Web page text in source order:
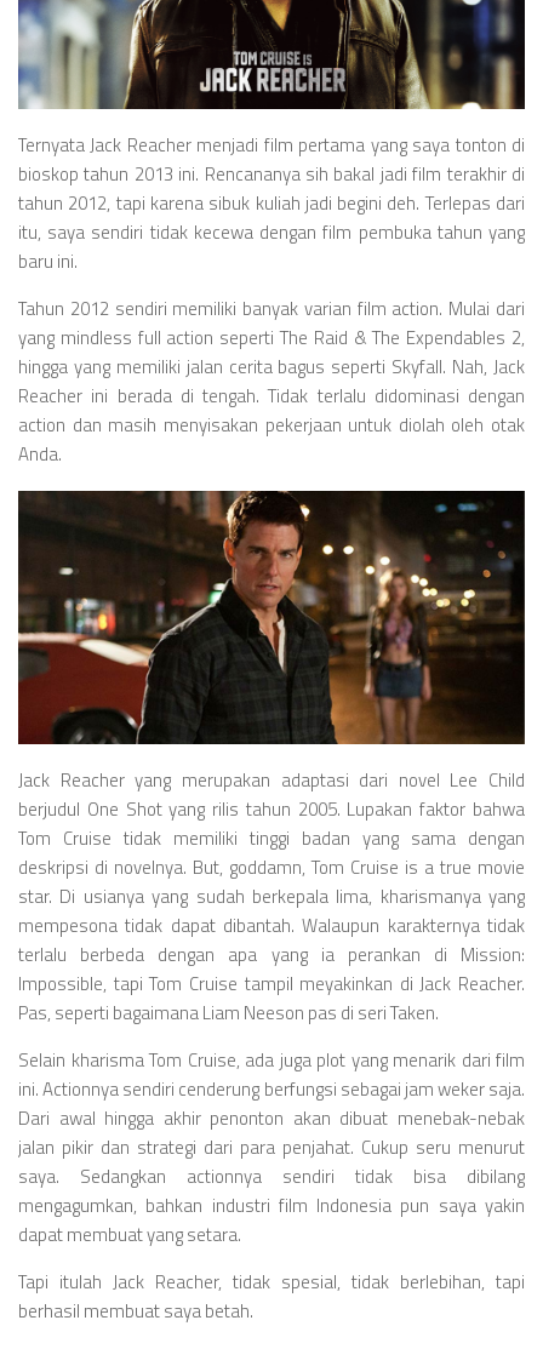
Television
Games
Ternyata Jack Reacher menjadi film pertama yang saya tonton di
bioskop tahun 2013 ini. Rencananya sih bakal jadi film terakhir di
tahun 2012, tapi karena sibuk kuliah jadi begini deh. Terlepas dari
itu, saya sendiri tidak kecewa dengan film pembuka tahun yang
baru ini.
Tahun 2012 sendiri memiliki banyak varian film action. Mulai dari
yang mindless full action seperti The Raid & The Expendables 2,
hingga yang memiliki jalan cerita bagus seperti Skyfall. Nah, Jack
Reacher ini berada di tengah. Tidak terlalu didominasi dengan
action dan masih menyisakan pekerjaan untuk diolah oleh otak
Anda.
Jack Reacher yang merupakan adaptasi dari novel Lee Child
berjudul One Shot yang rilis tahun 2005. Lupakan faktor bahwa
Tom Cruise tidak memiliki tinggi badan yang sama dengan
deskripsi di novelnya. But, goddamn, Tom Cruise is a true movie
star. Di usianya yang sudah berkepala lima, kharismanya yang
mempesona tidak dapat dibantah. Walaupun karakternya tidak
terlalu berbeda dengan apa yang ia perankan di Mission:
Impossible, tapi Tom Cruise tampil meyakinkan di Jack Reacher.
Pas, seperti bagaimana Liam Neeson pas di seri Taken.
Selain kharisma Tom Cruise, ada juga plot yang menarik dari film
ini. Actionnya sendiri cenderung berfungsi sebagai jam weker saja.
Dari awal hingga akhir penonton akan dibuat menebak-nebak
jalan pikir dan strategi dari para penjahat. Cukup seru menurut
saya. Sedangkan actionnya sendiri tidak bisa dibilang
mengagumkan, bahkan industri film Indonesia pun saya yakin
dapat membuat yang setara.
Tapi itulah Jack Reacher, tidak spesial, tidak berlebihan, tapi
berhasil membuat saya betah.